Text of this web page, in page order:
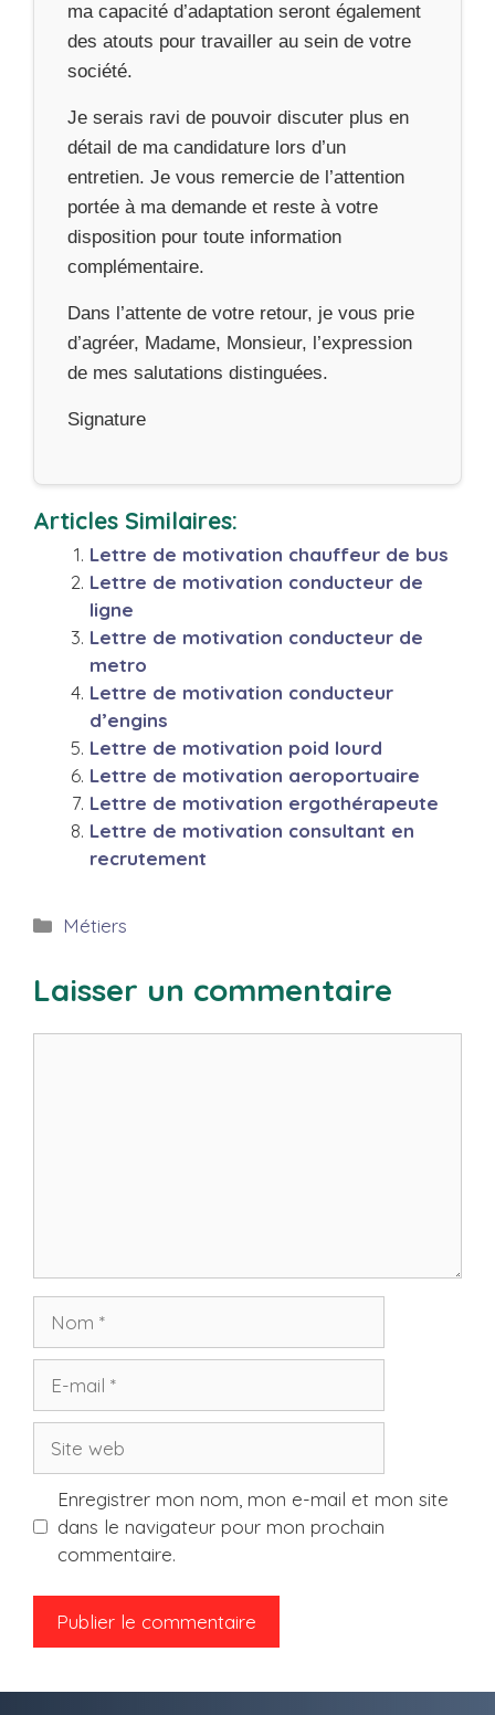
ma capacité d’adaptation seront également
des atouts pour travailler au sein de votre
société.
Je serais ravi de pouvoir discuter plus en
détail de ma candidature lors d’un
entretien. Je vous remercie de l’attention
portée à ma demande et reste à votre
disposition pour toute information
complémentaire.
Dans l’attente de votre retour, je vous prie
d’agréer, Madame, Monsieur, l’expression
de mes salutations distinguées.
Signature
Articles Similaires:
Lettre de motivation chauffeur de bus
Lettre de motivation conducteur de
ligne
Lettre de motivation conducteur de
metro
Lettre de motivation conducteur
d’engins
Lettre de motivation poid lourd
Lettre de motivation aeroportuaire
Lettre de motivation ergothérapeute
Lettre de motivation consultant en
recrutement
Catégories
Métiers
Laisser un commentaire
mail
web
Enregistrer mon nom, mon e-mail et mon site
dans le navigateur pour mon prochain
commentaire.